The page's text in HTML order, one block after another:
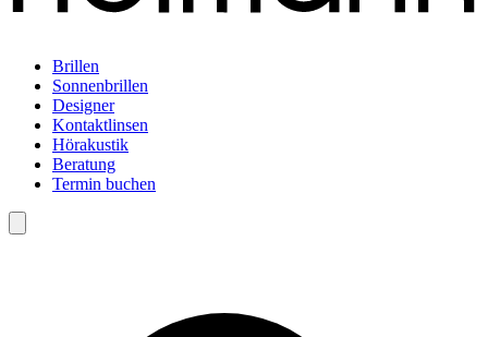
Brillen
Sonnenbrillen
Designer
Kontaktlinsen
Hörakustik
Beratung
Termin buchen